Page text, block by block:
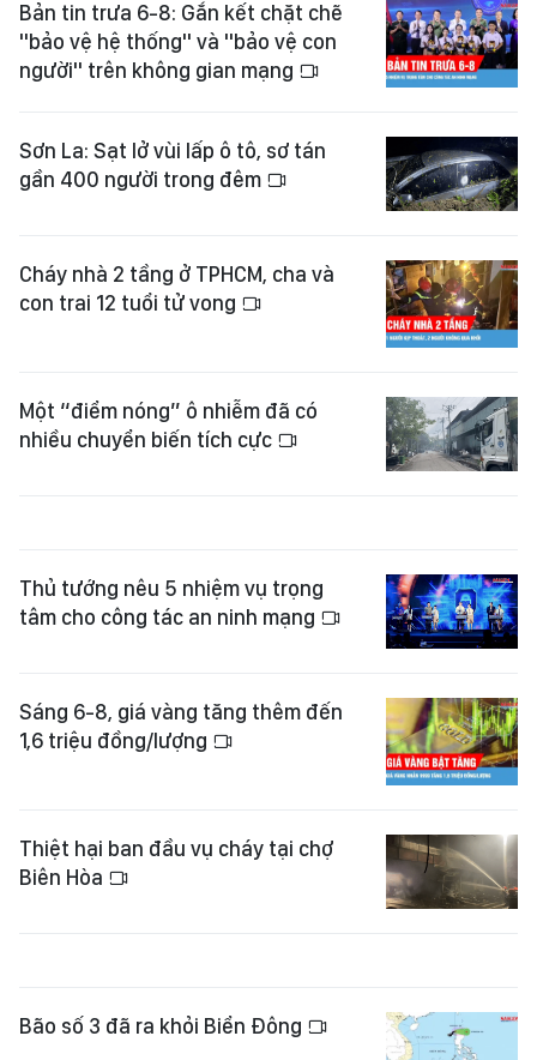
Bản tin trưa 6-8: Gắn kết chặt chẽ
"bảo vệ hệ thống" và "bảo vệ con
người" trên không gian mạng
Sơn La: Sạt lở vùi lấp ô tô, sơ tán
gần 400 người trong đêm
Cháy nhà 2 tầng ở TPHCM, cha và
con trai 12 tuổi tử vong
Một “điểm nóng” ô nhiễm đã có
nhiều chuyển biến tích cực
Thủ tướng nêu 5 nhiệm vụ trọng
tâm cho công tác an ninh mạng
Sáng 6-8, giá vàng tăng thêm đến
1,6 triệu đồng/lượng
Thiệt hại ban đầu vụ cháy tại chợ
Biên Hòa
Bão số 3 đã ra khỏi Biển Đông